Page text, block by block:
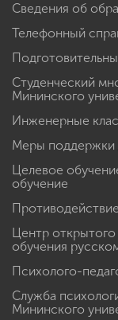
Сведения об
Телефонный
Студенческий
Мининского
Инженерные
Меры поддержки
Целевое
обучение
Центр
обучения
Психолого-
Служба
Мининского